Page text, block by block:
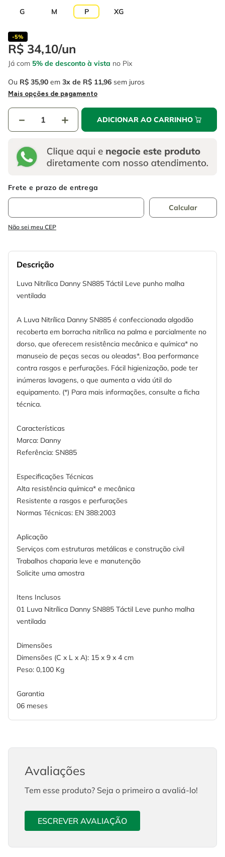
G
M P XG
-5%
R$ 34,10/un
Já com 5% de desconto à vista no Pix
Ou R$ 35,90 em 3 R$ 11,96 sem juros
Mais opções de pagamento
＋
－ ADICIONAR AO CARRINHO
Não sei meu CEP
Descrição
Luva Nitrílica Danny SN885 Táctil Leve punho malha
ventilada
A Luva Nitrílica Danny SN885 é confeccionada algodão
recoberta em borracha nitrílica na palma e parcialmente no
dorso, que oferecem resistência mecânica e química* no
manuseio de peças secas ou oleadas*. Boa performance
contra rasgos e perfurações. Fácil higienização, pode ter
inúmeras lavagens, o que aumenta a vida útil do
equipamento. (*) Para mais informações, consulte a ficha
técnica.
Características
Marca: Danny
Referência: SN885
Especificações Técnicas
Alta resistência química* e mecânica
Resistente a rasgos e perfurações
Normas Técnicas: EN 388:2003
Aplicação
Serviços com estruturas metálicas e construção civil
Trabalhos chaparia leve e manutenção
Solicite uma amostra
Itens Inclusos
01 Luva Nitrílica Danny SN885 Táctil Leve punho malha
ventilada
Dimensões
Dimensões (C x L x A): 15 x 9 x 4 cm
Peso: 0,100 Kg
Garantia
06 meses
Avaliações
Tem esse produto? Seja o primeiro a avaliá-lo!
ESCREVER AVALIAÇÃO
8 º martelete
9º disco corte
10 º chave impacto
º fio
º serra copo
º martelete
chave impacto